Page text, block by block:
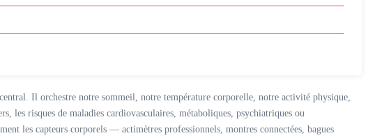
Il orchestre notre sommeil, notre température corporelle, notre activité physique,
les risques de maladies cardiovasculaires, métaboliques, psychiatriques ou
les capteurs corporels — actimètres professionnels, montres connectées, bagues